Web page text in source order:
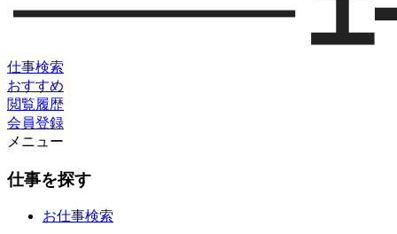
仕事検索
おすすめ
閲覧履歴
会員登録
メニュー
仕事を探す
お仕事検索